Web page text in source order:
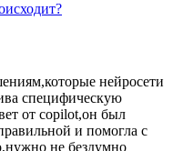
нейросети
специфическую
от copilot,он был
и помогла с
не бездумно